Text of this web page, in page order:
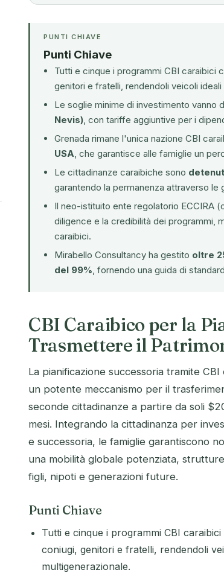
PUNTI CHIAVE
Punti Chiave
Tutti e cinque i programmi CBI caraibici
genitori e fratelli, rendendoli veicoli
Le soglie minime di investimento vanno
Nevis), con tariffe aggiuntive per i
Grenada rimane l'unica nazione CBI
USA, che garantisce alle famiglie un
Le cittadinanze caraibiche sono
garantendo la permanenza attraverso le
Il neo-istituito ente regolatorio ECCIRA
diligence e la credibilità dei programmi,
caraibici.
Mirabello Consultancy ha gestito oltre
del 99%, fornendo una guida di
CBI Caraibico per la
Trasmettere il
La pianificazione successoria tramite
un potente meccanismo per il
seconde cittadinanze a partire da soli
mesi. Integrando la cittadinanza per
e successoria, le famiglie garantiscono
una mobilità globale potenziata,
figli, nipoti e generazioni future.
Punti Chiave
Tutti e cinque i programmi CBI
coniugi, genitori e fratelli, rendendoli
multigenerazionale.